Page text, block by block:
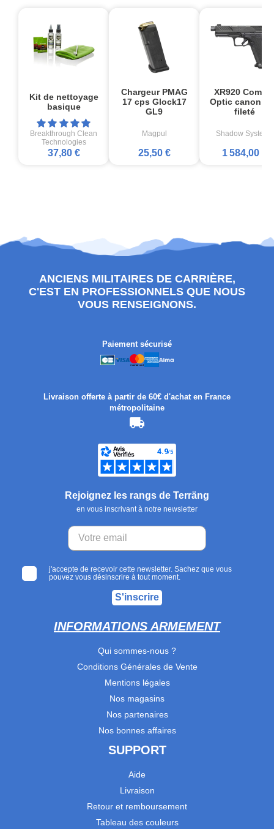
Kit de nettoyage
basique
Breakthrough Clean
Technologies
37,80 €
Chargeur PMAG
17 cps Glock17
GL9
Magpul
25,50 €
XR920
Optic canon
fileté
Shadow Systems
1 584,00 €
ANCIENS MILITAIRES DE CARRIÈRE,
C'EST EN PROFESSIONNELS QUE NOUS
VOUS RENSEIGNONS.
Paiement sécurisé
Livraison offerte à partir de 60€ d'achat en France
métropolitaine
Rejoignez les rangs de Terräng
en vous inscrivant à notre newsletter
j'accepte de recevoir cette newsletter. Sachez que vous
pouvez vous désinscrire à tout moment.
S'inscrire
INFORMATIONS ARMEMENT
Qui sommes-nous ?
Conditions Générales de Vente
Mentions légales
Nos magasins
Nos partenaires
Nos bonnes affaires
SUPPORT
Aide
Livraison
Retour et remboursement
Tableau des couleurs